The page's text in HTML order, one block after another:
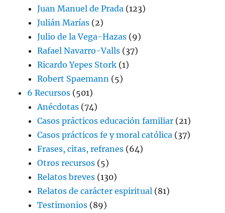
Juan Manuel de Prada (123)
Julián Marías (2)
Julio de la Vega-Hazas (9)
Rafael Navarro-Valls (37)
Ricardo Yepes Stork (1)
Robert Spaemann (5)
6 Recursos (501)
Anécdotas (74)
Casos prácticos educación familiar (21)
Casos prácticos fe y moral católica (37)
Frases, citas, refranes (64)
Otros recursos (5)
Relatos breves (130)
Relatos de carácter espiritual (81)
Testimonios (89)